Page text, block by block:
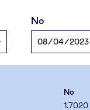
No
No
1.7020